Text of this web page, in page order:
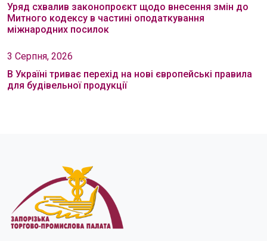
Уряд схвалив законопроєкт щодо внесення змін до
Митного кодексу в частині оподаткування
міжнародних посилок
3 Серпня, 2026
В Україні триває перехід на нові європейські правила
для будівельної продукції